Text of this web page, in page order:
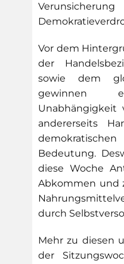
Vor dem
der
sowie dem
gewinnen
Unabhängigkeit
andererseits
Bedeutung.
diese Woche
Abkommen und
durch
Mehr zu diesen
der